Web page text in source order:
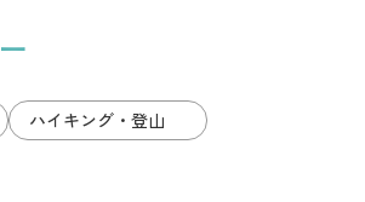
ハイキング・登山